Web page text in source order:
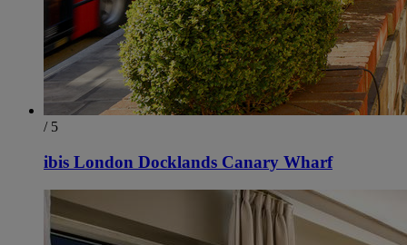
/ 5
ibis London Docklands Canary Wharf